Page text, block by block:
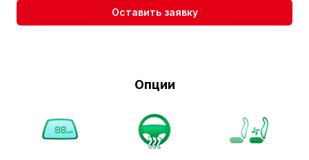
Оставить заявку
Опции